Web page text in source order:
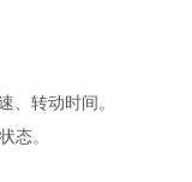
、转动时间。
态。